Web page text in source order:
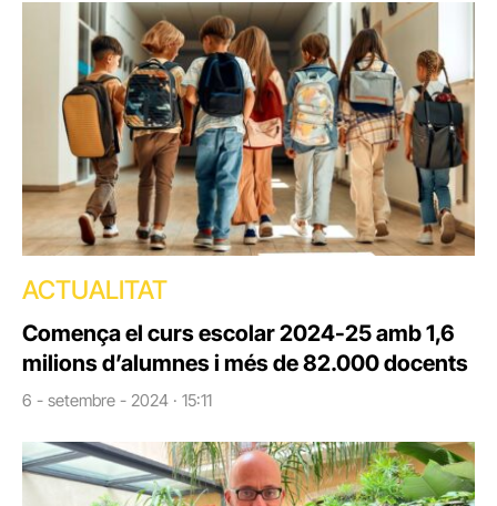
ACTUALITAT
Comença el curs escolar 2024-25 amb 1,6
milions d’alumnes i més de 82.000 docents
6 - setembre - 2024 · 15:11